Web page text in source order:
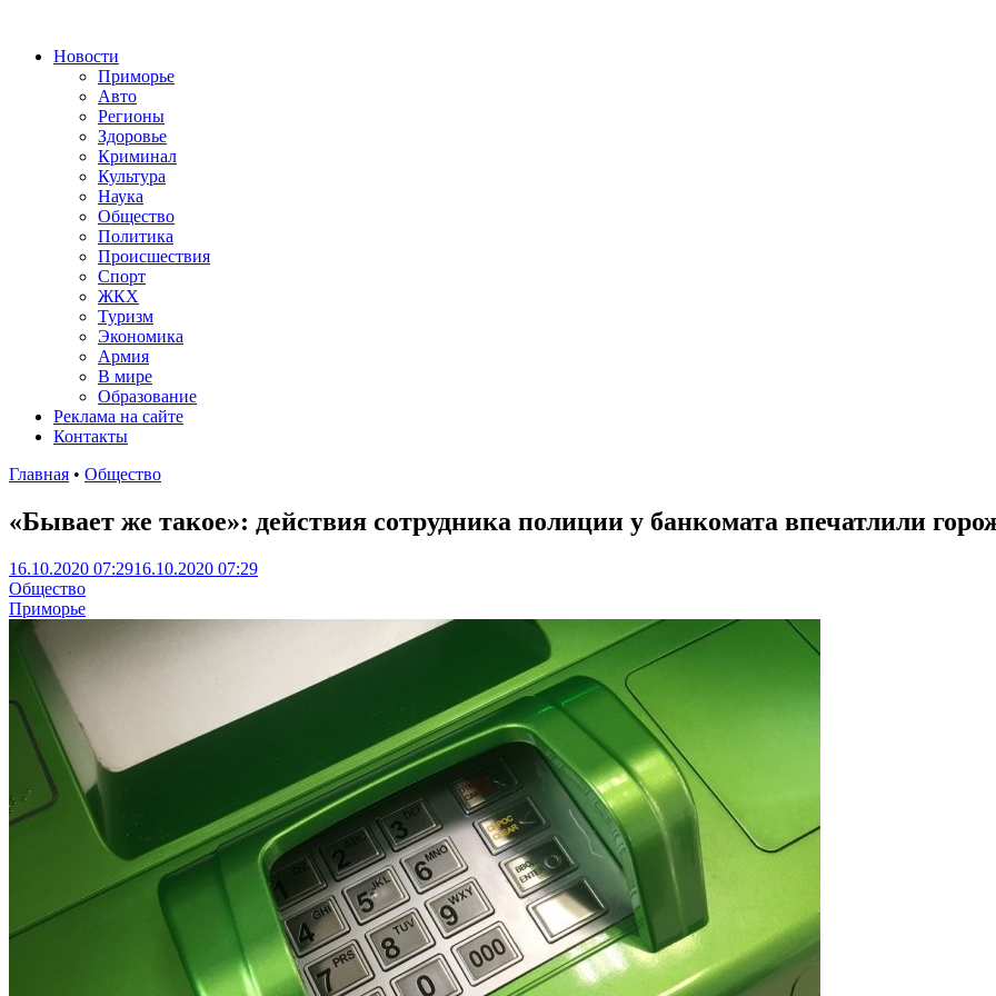
Новости
Приморье
Авто
Регионы
Здоровье
Криминал
Культура
Наука
Общество
Политика
Происшествия
Спорт
ЖКХ
Туризм
Экономика
Армия
В мире
Образование
Реклама на сайте
Контакты
Главная • Общество
«Бывает же такое»: действия сотрудника полиции у банкомата впечатлили
16.10.2020 07:2916.10.2020 07:29
Общество
Приморье